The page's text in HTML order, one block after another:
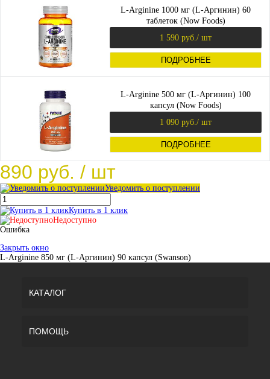
L-Arginine 1000 мг (L-Аргинин) 60
таблеток (Now Foods)
1 590 руб. / шт
ПОДРОБНЕЕ
L-Arginine 500 мг (L-Аргинин) 100
капсул (Now Foods)
1 090 руб. / шт
ПОДРОБНЕЕ
890 руб. / шт
Уведомить о поступлении
Купить в 1 клик
Недоступно
Ошибка
Закрыть окно
L-Arginine 850 мг (L-Аргинин) 90 капсул (Swanson)
КАТАЛОГ
ПОМОЩЬ